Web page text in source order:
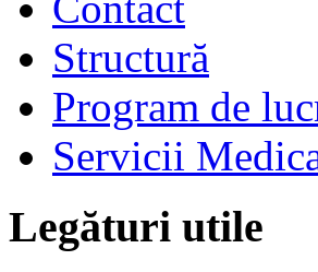
Structură
Program de
Servicii
Legături utile